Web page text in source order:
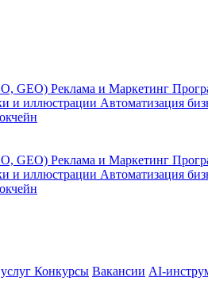
GEO) Реклама и Маркетинг
и иллюстрации Автоматизация
GEO) Реклама и Маркетинг
и иллюстрации Автоматизация
Конкурсы Вакансии AI-